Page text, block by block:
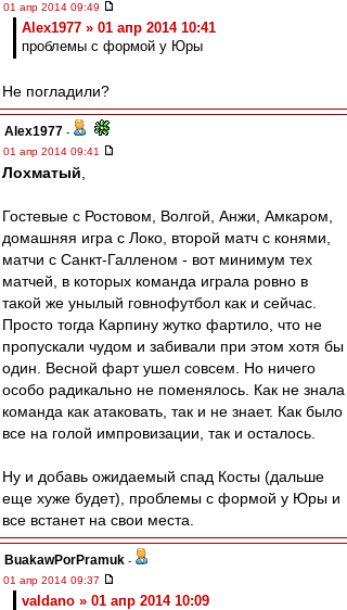
01 апр 2014 09:49
Alex1977 » 01 апр 2014 10:41
проблемы с формой у Юры
Не погладили?
Alex1977 -
01 апр 2014 09:41
Лохматый
Гостевые с Ростовом, Волгой, Анжи, Амкаром,
домашняя игра с Локо, второй матч с конями,
матчи с Санкт-Галленом - вот минимум тех
матчей, в которых команда играла ровно в
такой же унылый говнофутбол как и сейчас.
Просто тогда Карпину жутко фартило, что не
пропускали чудом и забивали при этом хотя бы
один. Весной фарт ушел совсем. Но ничего
особо радикально не поменялось. Как не знала
команда как атаковать, так и не знает. Как было
все на голой импровизации, так и осталось.
Ну и добавь ожидаемый спад Косты (дальше
еще хуже будет), проблемы с формой у Юры и
все встанет на свои места.
BuakawPorPramuk -
01 апр 2014 09:37
valdano » 01 апр 2014 10:09